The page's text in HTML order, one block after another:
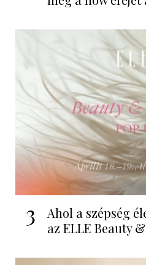
3
Ahol a szépség
az ELLE Beauty